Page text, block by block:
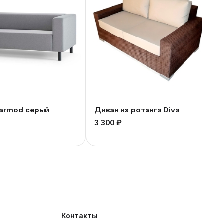
серый
Диван из ротанга Diva
3 300 ₽
Контакты